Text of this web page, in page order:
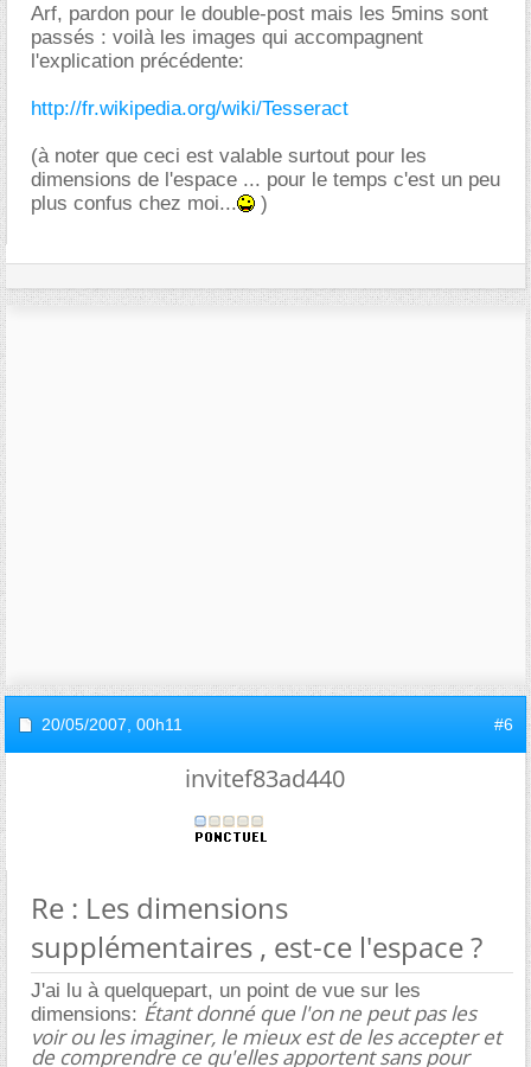
Arf, pardon pour le double-post mais les 5mins sont
passés : voilà les images qui accompagnent
l'explication précédente:
http://fr.wikipedia.org/wiki/Tesseract
(à noter que ceci est valable surtout pour les
dimensions de l'espace ... pour le temps c'est un peu
plus confus chez moi...
)
20/05/2007, 00h11 #6
invitef83ad440
Re : Les dimensions
supplémentaires , est-ce l'espace ?
J'ai lu à quelquepart, un point de vue sur les
dimensions: Étant donné que l'on ne peut pas les
voir ou les imaginer, le mieux est de les accepter et
de comprendre ce qu'elles apportent sans pour